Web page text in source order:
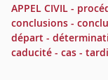
APPEL CIVIL -
conclusions -
départ -
caducité - cas -